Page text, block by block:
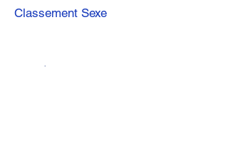
Classement Sexe
Précédent